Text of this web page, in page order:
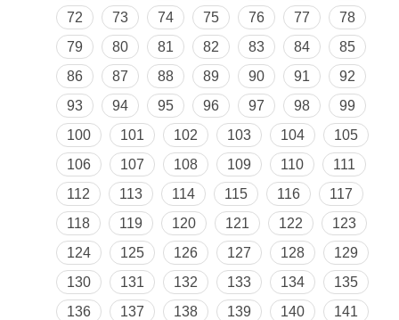
72
73 74 75 76 77
78
79
80 81 82 83 84
85
86
87 88 89 90 91
92
93
94 95 96 97 98
99
100
101 102 103 104
105
106
107 108 109 110
111
112
113 114 115 116
117
118
119 120 121 122
123
124
125 126 127 128
129
130
131 132 133 134
135
136
137 138 139 140
141